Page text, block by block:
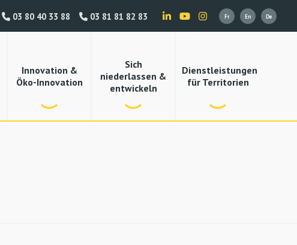
03 81 81 82 83
03 80 40 33 88
Innovation &
Öko-Innovation
Sich
niederlassen &
entwickeln
Dienstleistungen
für Territorien